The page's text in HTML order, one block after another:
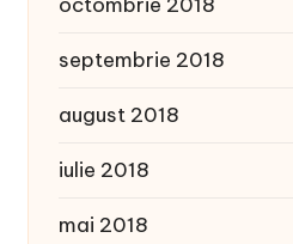
septembrie 2018
august 2018
iulie 2018
mai 2018